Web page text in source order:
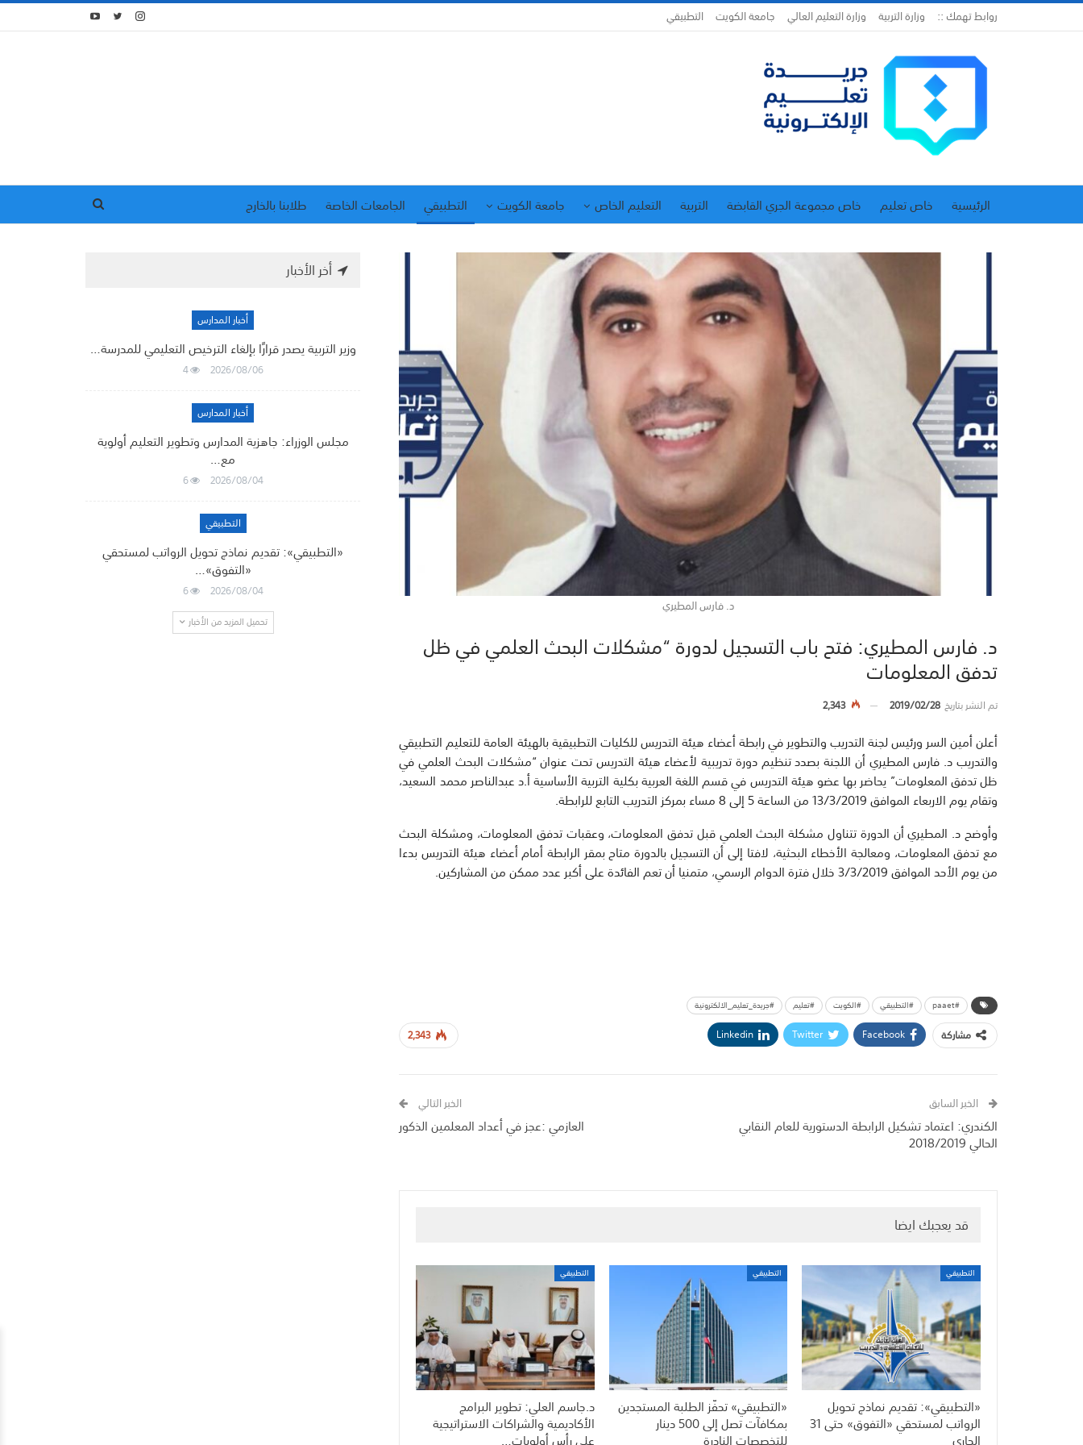
روابط تهمك :: وزارة التربية وزارة التعليم العالي جامعة الكويت التطبيقي
الرئيسية خاص تعليم خاص مجموعة الجري القابضة التربية التعليم الخاص جامعة الكويت التطبيقي الجامعات الخاصة
طلابنا بالخارج
د. فارس المطيري
د. فارس المطيري: فتح باب التسجيل لدورة “مشكلات البحث العلمي في ظل
تدفق المعلومات
تم النشر بتاريخ2019/02/28
2,343
أعلن أمين السر ورئيس لجنة التدريب والتطوير في رابطة أعضاء هيئة التدريس للكليات التطبيقية بالهيئة العامة للتعليم التطبيقي
والتدريب د. فارس المطيري أن اللجنة بصدد تنظيم دورة تدريبية لأعضاء هيئة التدريس تحت عنوان “مشكلات البحث العلمي في
ظل تدفق المعلومات” يحاضر بها عضو هيئة التدريس في قسم اللغة العربية بكلية التربية الأساسية أ.د عبدالناصر محمد السعيد،
وتقام يوم الاربعاء الموافق 13/3/2019 من الساعة 5 إلى 8 مساء بمركز التدريب التابع للرابطة.
وأوضح د. المطيري أن الدورة تتناول مشكلة البحث العلمي قبل تدفق المعلومات، وعقبات تدفق المعلومات، ومشكلة البحث
مع تدفق المعلومات، ومعالجة الأخطاء البحثية، لافتا إلى أن التسجيل بالدورة متاح بمقر الرابطة أمام أعضاء هيئة التدريس بدءا
من يوم الأحد الموافق 3/3/2019 خلال فترة الدوام الرسمي، متمنيا أن تعم الفائدة على أكبر عدد ممكن من المشاركين.
#paaet #التطبيقي #الكويت #تعليم #جريدة_تعليم_الالكترونية
2,343 مشاركة Facebook
Twitter
Linkedin
الخبر السابق
الكندري: اعتماد تشكيل الرابطة الدستورية للعام النقابي
الحالي 2018/2019
الخبر التالي
العازمي :عجز في أعداد المعلمين الذكور
قد يعجبك ايضا
التطبيقي
«التطبيقي»: تقديم نماذج تحويل
الرواتب لمستحقي «التفوق» حتى 31
الجاري
التطبيقي
«التطبيقي» تحفّز الطلبة المستجدين
بمكافآت تصل إلى 500 دينار
للتخصصات النادرة
التطبيقي
د.جاسم العلي: تطوير البرامج
الأكاديمية والشراكات الاستراتيجية
على رأس أولويات…
أخر الأخبار
أخبار المدارس
وزير التربية يصدر قرارًا بإلغاء الترخيص التعليمي للمدرسة…
2026/08/06
4
أخبار المدارس
مجلس الوزراء: جاهزية المدارس وتطوير التعليم أولوية
مع…
2026/08/04
6
التطبيقي
«التطبيقي»: تقديم نماذج تحويل الرواتب لمستحقي
«التفوق»…
2026/08/04
6
تحميل المزيد من الأخبار